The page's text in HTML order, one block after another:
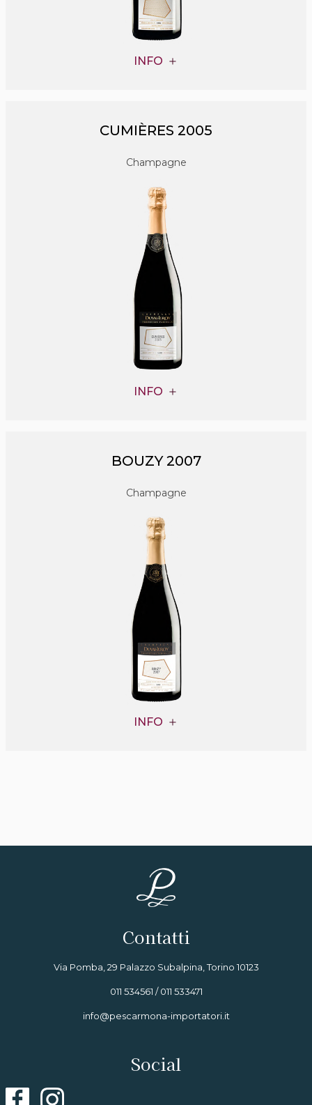
INFO
CUMIÈRES 2005
Champagne
INFO
BOUZY 2007
Champagne
INFO
Contatti
Via Pomba, 29 Palazzo Subalpina, Torino 10123
011 534561 / 011 533471
info@pescarmona-importatori.it
Social